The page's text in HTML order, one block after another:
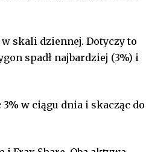
skali dziennej. Dotyczy to
spadł najbardziej (3%) i
w ciągu dnia i skacząc do